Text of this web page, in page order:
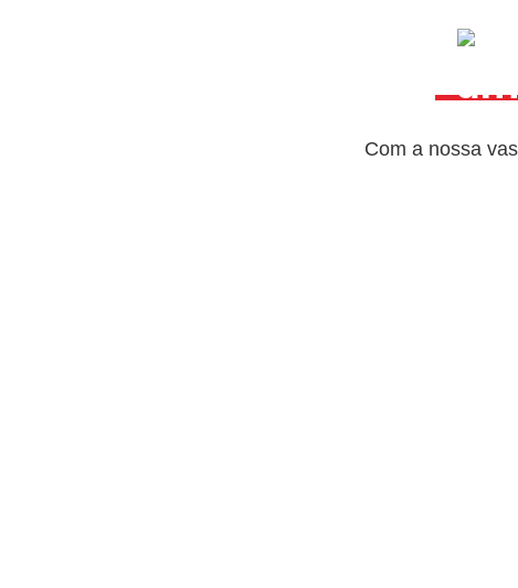
Com a nossa